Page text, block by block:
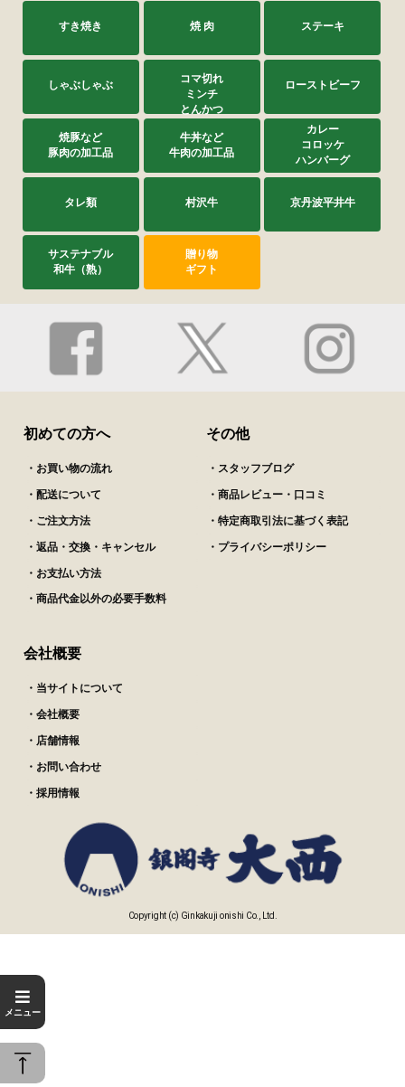
メニュー
すき焼き 焼 肉 ステーキ
しゃぶしゃぶ
コマ切れ
ミンチ
とんかつ
ローストビーフ
焼豚など
豚肉の加工品
牛丼など
牛肉の加工品
カレー
コロッケ
ハンバーグ
タレ類 村沢牛 京丹波平井牛
サステナブル
和牛（熟）
贈り物
ギフト
初めての方へ
・お買い物の流れ
・配送について
・ご注文方法
・返品・交換・キャンセル
・お支払い方法
・商品代金以外の必要手数料
その他
・スタッフブログ
・商品レビュー・口コミ
・特定商取引法に基づく表記
・プライバシーポリシー
会社概要
・当サイトについて
・会社概要
・店舗情報
・お問い合わせ
・採用情報
Copyright (c) Ginkakuji onishi Co., Ltd.